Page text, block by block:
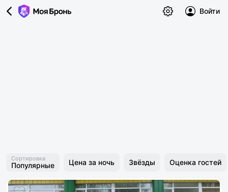
Войти
Сортировка
Популярные Цена за ночь Звёзды Оценка гостей